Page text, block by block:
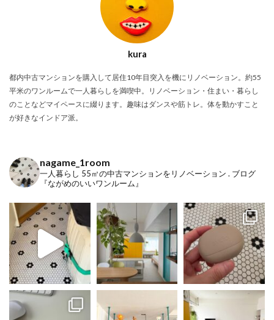
kura
都内中古マンションを購入して居住10年目突入を機にリノベーション。約55
平米のワンルームで一人暮らしを満喫中。リノベーション・住まい・暮らし
のことなどマイペースに綴ります。趣味はダンスや筋トレ。体を動かすこと
が好きなインドア派。
nagame_1room
一人暮らし 55㎡の中古マンションをリノベーション . ブログ
『ながめのいいワンルーム』